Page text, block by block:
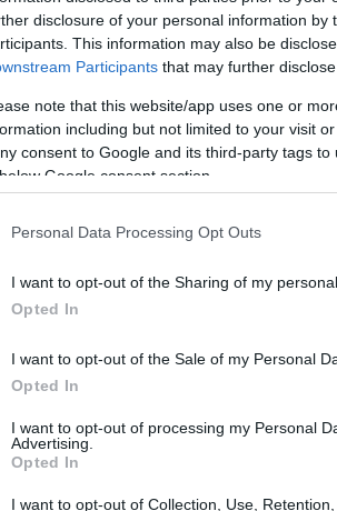
disclosure of your personal information by
This information may also be
Participants that may further
note that this website/app uses one or
including but not limited to your visit
consent to Google and its third-party tags
Google consent section.
Personal Data Processing Opt Outs
I want to opt-out of the Sharing of my personal
Opted In
I want to opt-out of the Sale of my Personal
Opted In
I want to opt-out of processing my Personal
Advertising.
Opted In
I want to opt-out of Collection, Use,
di Formula 1. Con il suo mix
sfide uniche che richiedono
quando ho provato a correre qui
tra adrenalina e
vi guiderò attraverso il
patch di gestione. Pronti a